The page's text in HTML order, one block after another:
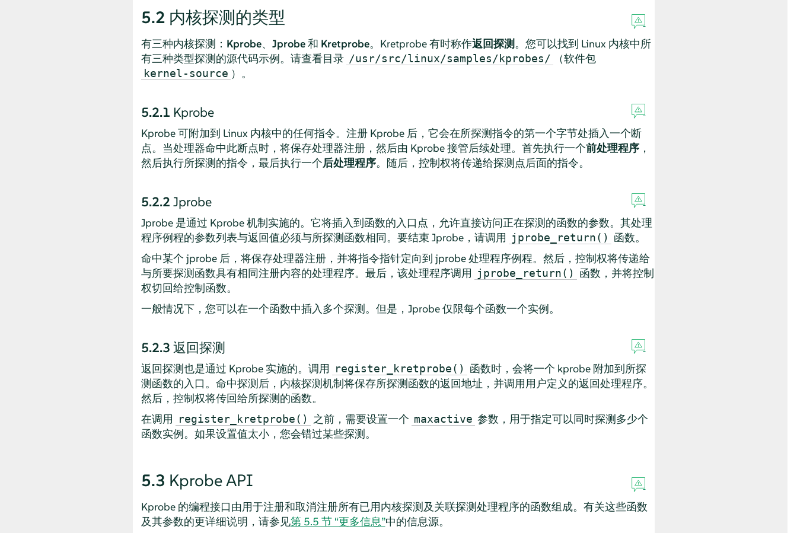
5.2 内核探测的类型
有三种内核探测： Kprobe、 Jprobe和 Kretprobe。Kretprobe 有时称作返回探测。您可以找到 Linux 内核中所
有三种类型探测的源代码示例。请查看目录 /usr/src/linux/samples/kprobes/ （软件包
kernel-source ）。
5.2.1 Kprobe
Kprobe 可附加到 Linux 内核中的任何指令。注册 Kprobe 后，它会在所探测指令的第一个字节处插入一个断
点。当处理器命中此断点时，将保存处理器注册，然后由 Kprobe 接管后续处理。首先执行一个前处理程序，
然后执行所探测的指令，最后执行一个后处理程序。随后，控制权将传递给探测点后面的指令。
5.2.2 Jprobe
Jprobe 是通过 Kprobe 机制实施的。它将插入到函数的入口点，允许直接访问正在探测的函数的参数。其处理
程序例程的参数列表与返回值必须与所探测函数相同。要结束 Jprobe，请调用 jprobe_return()
函数。
命中某个 jprobe 后，将保存处理器注册，并将指令指针定向到 jprobe 处理程序例程。然后，控制权将传递给
与所要探测函数具有相同注册内容的处理程序。最后，该处理程序调用 jprobe_return()
函数，并将控制
权切回给控制函数。
一般情况下，您可以在一个函数中插入多个探测。但是，Jprobe 仅限每个函数一个实例。
5.2.3 返回探测
返回探测也是通过 Kprobe 实施的。调用 register_kretprobe()
函数时，会将一个 kprobe 附加到所探
测函数的入口。命中探测后，内核探测机制将保存所探测函数的返回地址，并调用用户定义的返回处理程序。
然后，控制权将传回给所探测的函数。
在调用
register_kretprobe() 之前，需要设置一个 maxactive 参数，用于指定可以同时探测多少个
函数实例。如果设置值太小，您会错过某些探测。
5.3 Kprobe API
Kprobe 的编程接口由用于注册和取消注册所有已用内核探测及关联探测处理程序的函数组成。有关这些函数
及其参数的更详细说明，请参见第 5.5 节 “更多信息”中的信息源。